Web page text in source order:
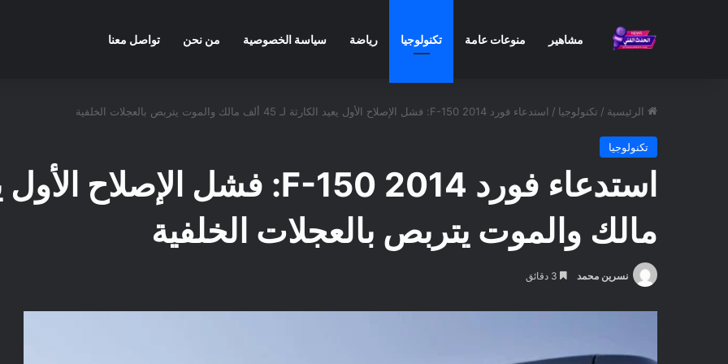
مشاهير منوعات عامة تكنولوجيا رياضة سياسة الخصوصية من نحن تواصل معنا
الرئيسية / تكنولوجيا / استدعاء فورد F-150 2014: فشل الإصلاح الأول يعيد الكارثة لـ 45 ألف مالك والموت يتربص بالعجلات الخلفية
تكنولوجيا
مالك والموت يتربص بالعجلات الخلفية
نسرين محمد